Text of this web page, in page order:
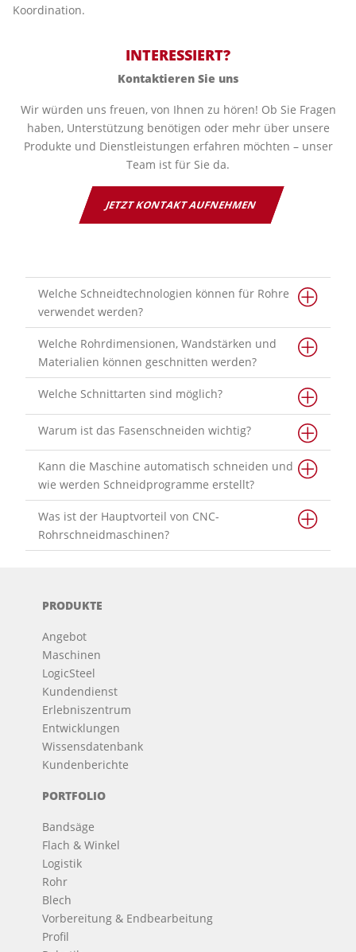
Koordination.
INTERESSIERT?
Kontaktieren Sie uns
Wir würden uns freuen, von Ihnen zu hören! Ob Sie Fragen
haben, Unterstützung benötigen oder mehr über unsere
Produkte und Dienstleistungen erfahren möchten – unser
Team ist für Sie da.
JETZT KONTAKT AUFNEHMEN
Welche Schneidtechnologien können für Rohre
verwendet werden?
Welche Rohrdimensionen, Wandstärken und
Materialien können geschnitten werden?
Welche Schnittarten sind möglich?
Warum ist das Fasenschneiden wichtig?
Kann die Maschine automatisch schneiden und
wie werden Schneidprogramme erstellt?
Was ist der Hauptvorteil von CNC-
Rohrschneidmaschinen?
PRODUKTE
Angebot
Maschinen
LogicSteel
Kundendienst
Erlebniszentrum
Entwicklungen
Wissensdatenbank
Kundenberichte
PORTFOLIO
Bandsäge
Flach & Winkel
Logistik
Rohr
Blech
Vorbereitung & Endbearbeitung
Profil